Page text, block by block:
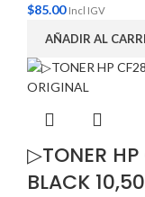
$85.00 Incl IGV
AÑADIR AL
▷TONER
BLACK